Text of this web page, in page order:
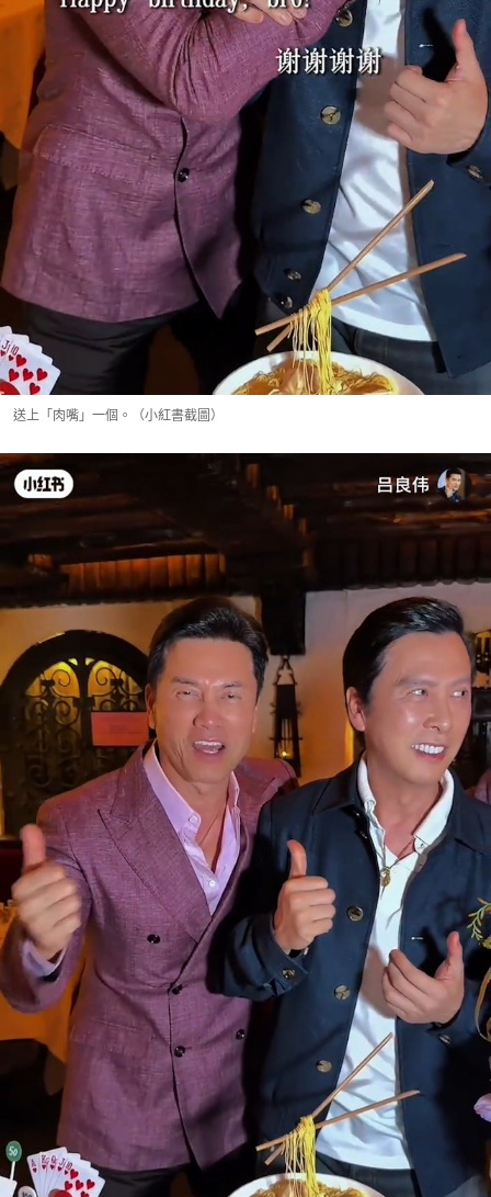
送上「肉嘴」一個。（小紅書截圖）